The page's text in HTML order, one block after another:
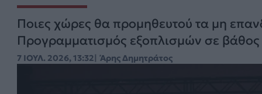
Ποιες χώρες θα προμηθευτού τα μη
Προγραμματισμός εξοπλισμών σε βάθος
7 ΙΟΥΛ. 2026, 13:32 Άρης Δημητράτος